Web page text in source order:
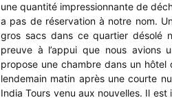
une quantité impressionnante de
a pas de réservation à notre nom.
gros sacs dans ce quartier désolé
preuve à l’appui que nous avions
propose une chambre dans un
lendemain matin après une courte
India Tours venu aux nouvelles. Il